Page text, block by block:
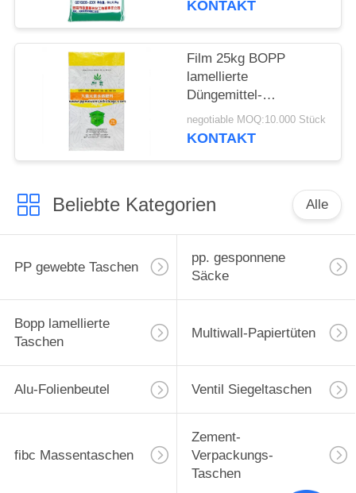
KONTAKT
Film 25kg BOPP
lamellierte
Düngemittel-
Verpackentaschen/
Verpackenbopp-Säcke
negotiable MOQ:10.000 Stück
KONTAKT
Beliebte Kategorien Alle
PP gewebte Taschen
pp. gesponnene
Säcke
Bopp lamellierte
Taschen
Multiwall-Papiertüten
Alu-Folienbeutel Ventil Siegeltaschen
fibc Massentaschen
Zement-
Verpackungs-
Taschen